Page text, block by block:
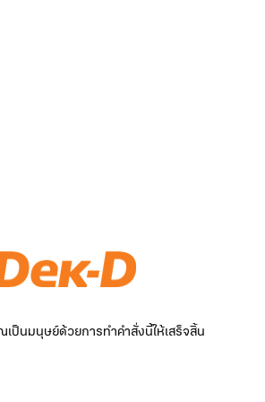
ป็นมนุษย์ด้วยการทำคำสั่งนี้ให้เสร็จสิ้น